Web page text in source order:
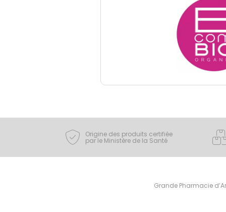
Origine des produits certifiée
par le Ministère de la Santé
Grande Pharmacie